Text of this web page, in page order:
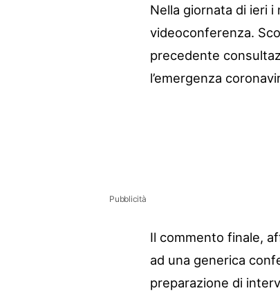
Nella giornata di ieri i
videoconferenza.
precedente
l’emergenza
Pubblicità
Il commento finale,
ad una generica
preparazione di